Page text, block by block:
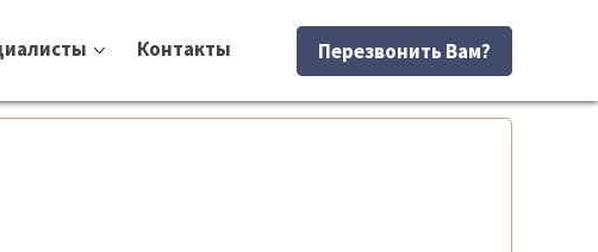
Перезвонить Вам?
Контакты